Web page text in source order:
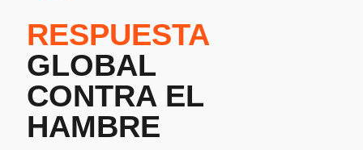
RESPUESTA
GLOBAL
CONTRA EL
HAMBRE